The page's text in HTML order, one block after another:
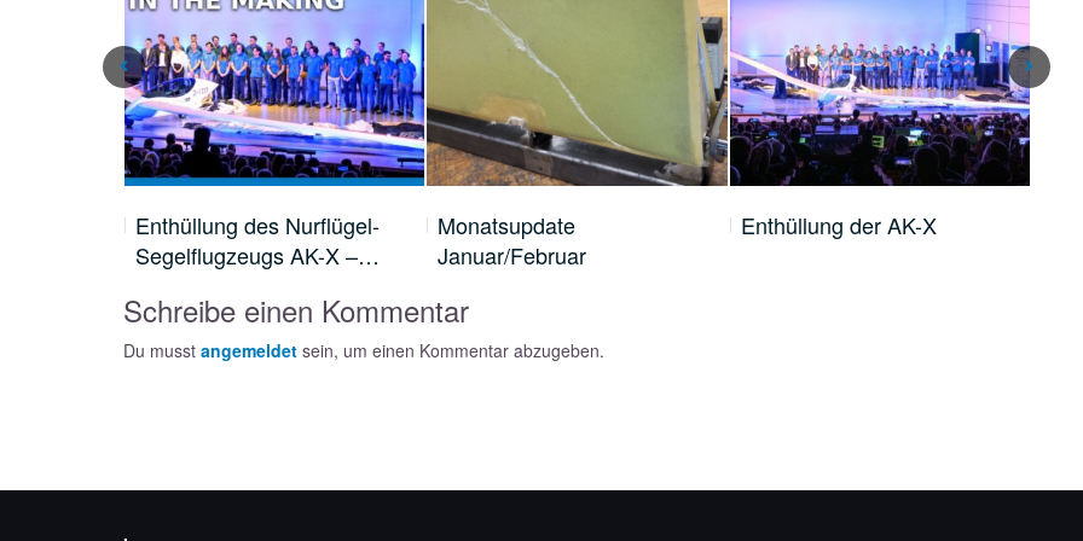
Enthüllung des Nurflügel-
Segelflugzeugs AK-X –…
Monatsupdate
Januar/Februar
Enthüllung der AK-X
Schreibe einen Kommentar
Du musst angemeldet sein, um einen Kommentar abzugeben.